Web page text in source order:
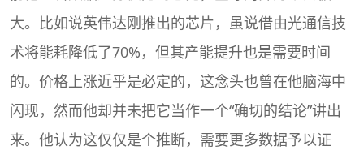
大。比如说英伟达刚推出的芯片，虽说借由光通信技
术将能耗降低了70%，但其产能提升也是需要时间
的。价格上涨近乎是必定的，这念头也曾在他脑海中
闪现，然而他却并未把它当作一个“确切的结论”讲出
来。他认为这仅仅是个推断，需要更多数据予以证